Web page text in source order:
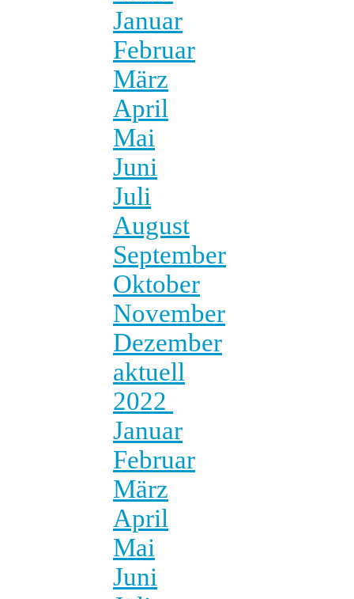
Januar
Februar
März
April
Mai
Juni
Juli
August
September
Oktober
November
Dezember
aktuell
2022
Januar
Februar
März
April
Mai
Juni